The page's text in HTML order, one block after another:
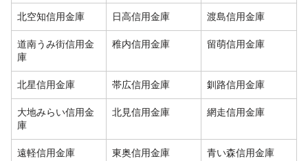
北空知信用金庫 日高信用金庫 渡島信用金庫
道南うみ街信用金
庫
稚内信用金庫 留萌信用金庫
北星信用金庫 帯広信用金庫 釧路信用金庫
大地みらい信用金
庫
北見信用金庫 網走信用金庫
遠軽信用金庫 東奥信用金庫 青い森信用金庫